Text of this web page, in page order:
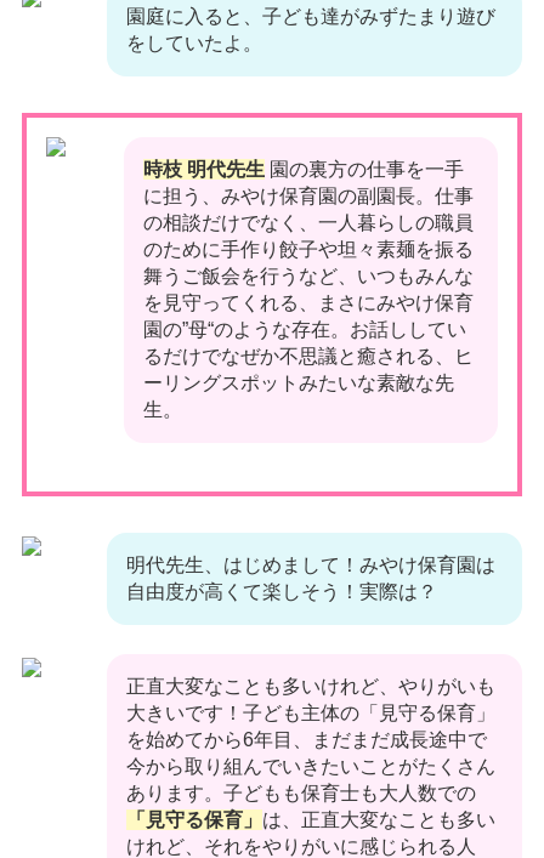
園庭に入ると、子ども達がみずたまり遊び
をしていたよ。
時枝 明代先生 園の裏方の仕事を一手
に担う、みやけ保育園の副園長。仕事
の相談だけでなく、一人暮らしの職員
のために手作り餃子や坦々素麺を振る
舞うご飯会を行うなど、いつもみんな
を見守ってくれる、まさにみやけ保育
園の”母“のような存在。お話ししてい
るだけでなぜか不思議と癒される、ヒ
ーリングスポットみたいな素敵な先
生。
明代先生、はじめまして！みやけ保育園は
自由度が高くて楽しそう！実際は？
正直大変なことも多いけれど、やりがいも
大きいです！子ども主体の「見守る保育」
を始めてから6年目、まだまだ成長途中で
今から取り組んでいきたいことがたくさん
あります。子どもも保育士も大人数での
「見守る保育」 は、正直大変なことも多い
けれど、それをやりがいに感じられる人